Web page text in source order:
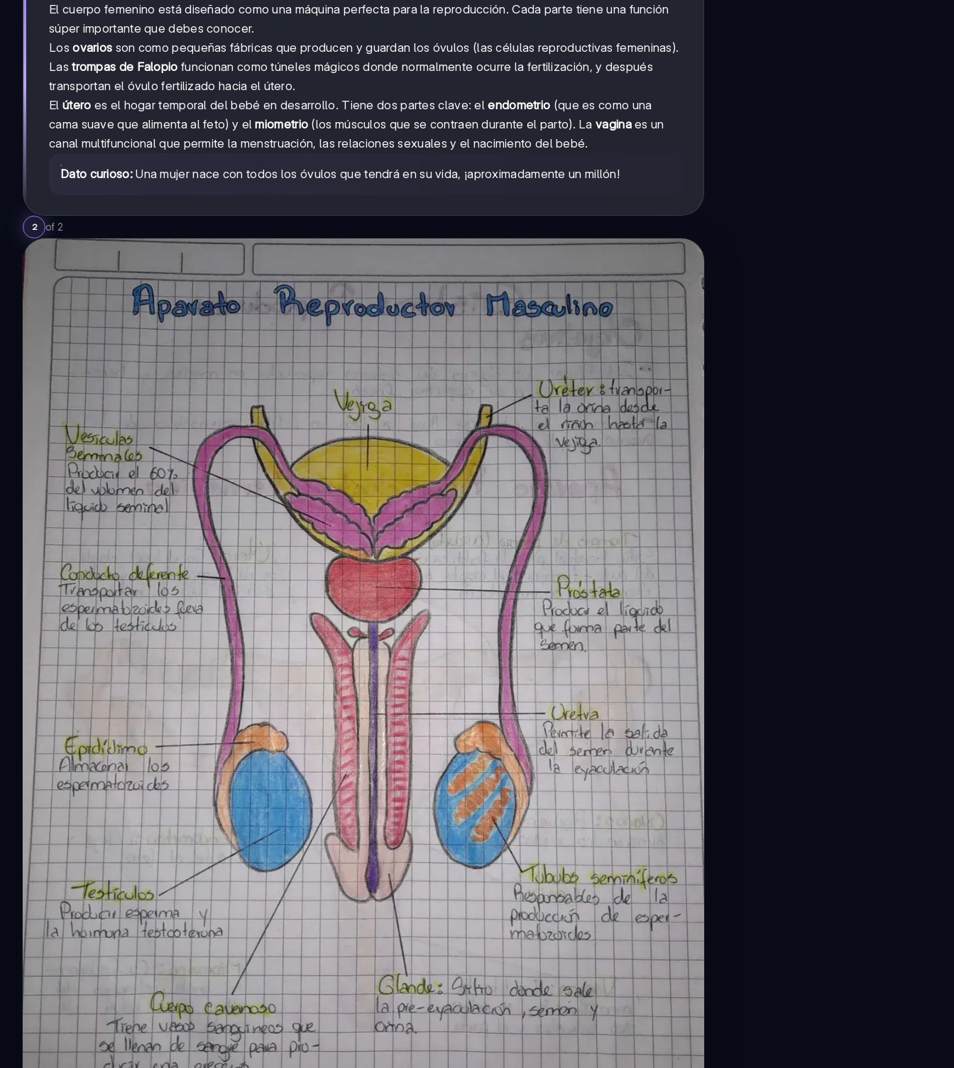
El cuerpo femenino está diseñado como una máquina perfecta para la reproducción. Cada parte tiene una función
súper importante que debes conocer.
Losovarios son como pequeñas fábricas que producen y guardan los óvulos (las células reproductivas femeninas).
Lastrompas de Falopio funcionan como túneles mágicos donde normalmente ocurre la fertilización, y después
transportan el óvulo fertilizado hacia el útero.
El útero es el hogar temporal del bebé en desarrollo. Tiene dos partes clave: elendometrio (que es como una
cama suave que alimenta al feto) y elmiometrio (los músculos que se contraen durante el parto). Lavaginaes un
canal multifuncional que permite la menstruación, las relaciones sexuales y el nacimiento del bebé.
Dato curioso:Una mujer nace con todos los óvulos que tendrá en su vida, ¡aproximadamente un millón!
2 of 2